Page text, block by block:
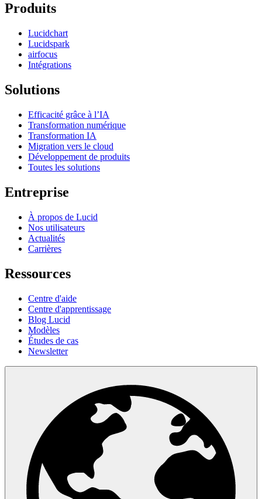
Produits
Lucidchart
Lucidspark
airfocus
Intégrations
Solutions
Efficacité grâce à l’IA
Transformation numérique
Transformation IA
Migration vers le cloud
Développement de produits
Toutes les solutions
Entreprise
À propos de Lucid
Nos utilisateurs
Actualités
Carrières
Ressources
Centre d'aide
Centre d'apprentissage
Blog Lucid
Modèles
Études de cas
Newsletter